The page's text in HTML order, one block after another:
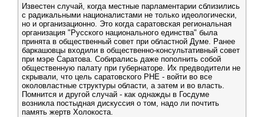
Известен случай, когда местные парламентарии сблизились
с радикальными националистами не только идеологически,
но и организационно. Это когда саратовская региональная
организация "Русского национального единства" была
принята в общественный совет при областной Думе. Ранее
баркашовцы входили в общественно-консультативный совет
при мэре Саратова. Собирались даже пополнить собой
общественную палату при губернаторе. Их предводители не
скрывали, что цель саратовского РНЕ - войти во все
околовластные структуры области, а затем и во власть.
Помнится и другой случай - как однажды в Госдуме
возникла постыдная дискуссия о том, надо ли почтить
память жертв Холокоста.